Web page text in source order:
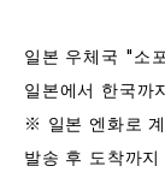
일본 우체국 "소
일본에서 한국까
※ 일본 엔화로
발송 후 도착까